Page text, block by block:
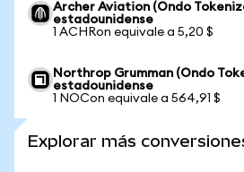
Archer Aviation (Ondo
estadounidense
1 ACHRon equivale a 5,20 $
Northrop Grumman (Ondo
estadounidense
1 NOCon equivale a 564,91 $
Explorar más